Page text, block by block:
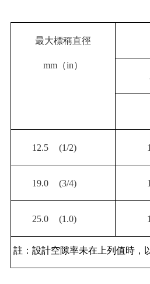
最大標稱直徑
mm （in）
12.5 (1/2)
19.0 (3/4)
25.0 (1.0)
註：設計空隙率未在上列值時，